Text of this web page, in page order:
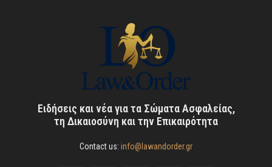
Ειδήσεις και νέα για τα Σώματα Ασφαλείας,
τη Δικαιοσύνη και την Επικαιρότητα
Contact us: info@lawandorder.gr